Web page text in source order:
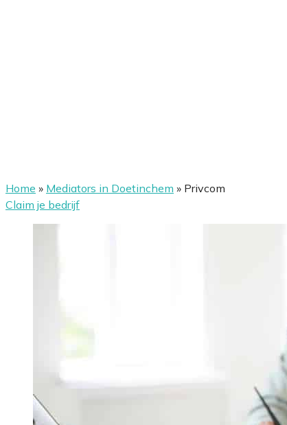
Home » Mediators in Doetinchem » Privcom
Claim je bedrijf